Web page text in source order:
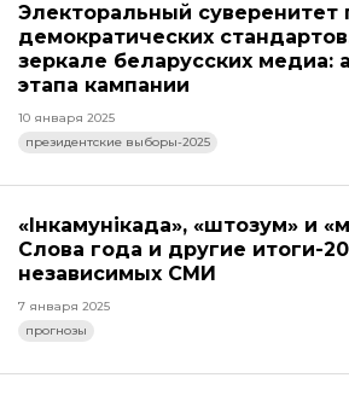
Электоральный суверенитет
демократических
зеркале беларусских медиа:
этапа кампании
10 января 2025
президентские выборы-2025
«Інкамунікада», «штозум» и
Слова года и другие итоги-
независимых СМИ
7 января 2025
прогнозы